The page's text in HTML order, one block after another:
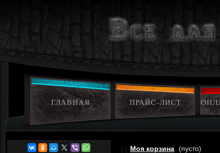
ГЛАВНАЯ ПРАЙС-ЛИСТ
Моя корзина (пусто)